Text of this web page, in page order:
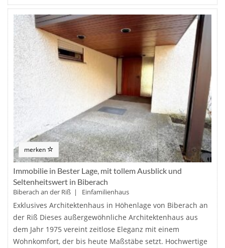
merken
Immobilie in Bester Lage, mit tollem Ausblick und
Seltenheitswert in Biberach
Biberach an der Riß | Einfamilienhaus
Exklusives Architektenhaus in Höhenlage von Biberach an
der Riß Dieses außergewöhnliche Architektenhaus aus
dem Jahr 1975 vereint zeitlose Eleganz mit einem
Wohnkomfort, der bis heute Maßstäbe setzt. Hochwertige